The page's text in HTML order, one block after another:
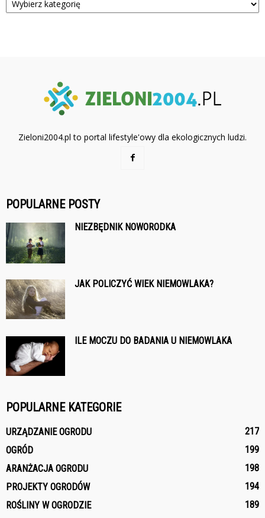
Zieloni2004.pl to portal lifestyle'owy dla ekologicznych ludzi.
POPULARNE POSTY
NIEZBĘDNIK NOWORODKA
JAK POLICZYĆ WIEK NIEMOWLAKA?
ILE MOCZU DO BADANIA U NIEMOWLAKA
POPULARNE KATEGORIE
URZĄDZANIE OGRODU
217
OGRÓD
199
ARANŻACJA OGRODU
198
PROJEKTY OGRODÓW
194
ROŚLINY W OGRODZIE
189